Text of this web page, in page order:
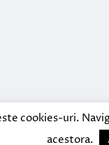
cookies-uri.
acestora.